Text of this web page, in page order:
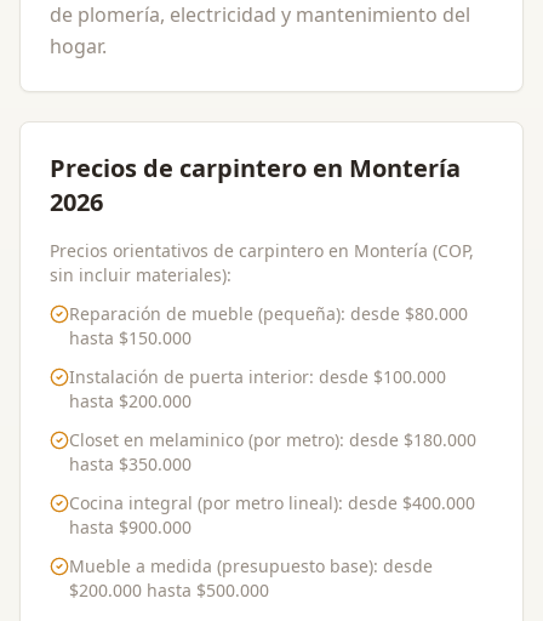
de plomería, electricidad y mantenimiento del
hogar.
Precios de carpintero en Montería
2026
Precios orientativos de carpintero en Montería (COP,
sin incluir materiales):
Reparación de mueble (pequeña): desde $80.000
hasta $150.000
Instalación de puerta interior: desde $100.000
hasta $200.000
Closet en melaminico (por metro): desde $180.000
hasta $350.000
Cocina integral (por metro lineal): desde $400.000
hasta $900.000
Mueble a medida (presupuesto base): desde
$200.000 hasta $500.000